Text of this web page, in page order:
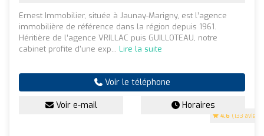
4.6 (133 avis)
Ernest Immobilier, située à Jaunay-Marigny, est l’agence
immobilière de référence dans la région depuis 1961.
Héritière de l’agence VRILLAC puis GUILLOTEAU, notre
cabinet profite d'une exp... Lire la suite
Voir le téléphone
Voir e-mail Horaires